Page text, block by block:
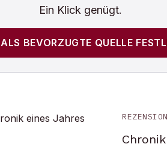
Ein Klick genügt.
ALS BEVORZUGTE QUELLE